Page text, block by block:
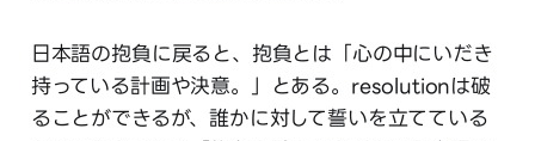
日本語の抱負に戻ると、抱負とは「心の中にいだき
持っている計画や決意。」とある。resolutionは破
ることができるが、誰かに対して誓いを立てている